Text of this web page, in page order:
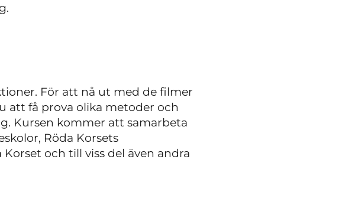
För att nå ut med de filmer
att få prova olika metoder och
Kursen kommer att samarbeta
Röda Korsets
och till viss del även andra